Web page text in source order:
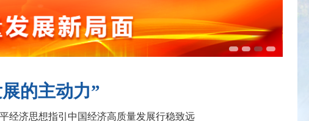
的主动力”
济思想指引中国经济高质量发展行稳致远